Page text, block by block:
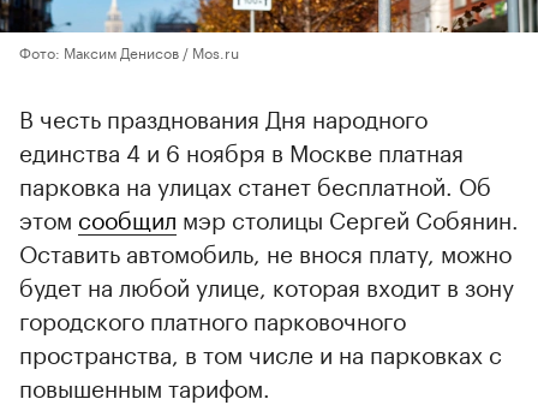
Фото: Максим Денисов / Mos.ru
В честь празднования Дня народного
единства 4 и 6 ноября в Москве платная
парковка на улицах станет бесплатной. Об
этом сообщил мэр столицы Сергей Собянин.
Оставить автомобиль, не внося плату, можно
будет на любой улице, которая входит в зону
городского платного парковочного
пространства, в том числе и на парковках с
повышенным тарифом.